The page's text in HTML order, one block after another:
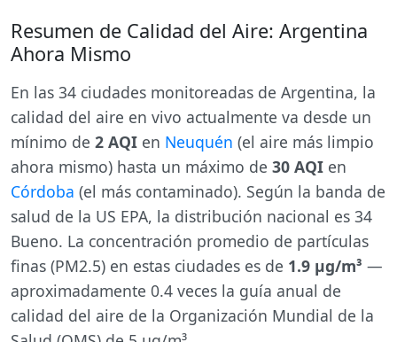
Resumen de Calidad del Aire: Argentina
Ahora Mismo
En las 34 ciudades monitoreadas de Argentina, la
calidad del aire en vivo actualmente va desde un
mínimo de 2 AQI en Neuquén (el aire más limpio
ahora mismo) hasta un máximo de 30 AQI en
Córdoba (el más contaminado). Según la banda de
salud de la US EPA, la distribución nacional es 34
Bueno. La concentración promedio de partículas
finas (PM2.5) en estas ciudades es de 1.9 µg/m³ —
aproximadamente 0.4 veces la guía anual de
calidad del aire de la Organización Mundial de la